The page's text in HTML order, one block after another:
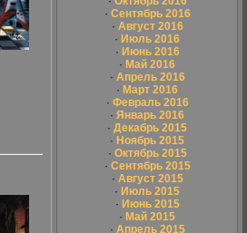
· Сентябрь 2016
· Август 2016
· Июль 2016
· Июнь 2016
· Май 2016
· Апрель 2016
· Март 2016
· Февраль 2016
· Январь 2016
· Декабрь 2015
· Ноябрь 2015
· Октябрь 2015
· Сентябрь 2015
· Август 2015
· Июль 2015
· Июнь 2015
· Май 2015
· Апрель 2015